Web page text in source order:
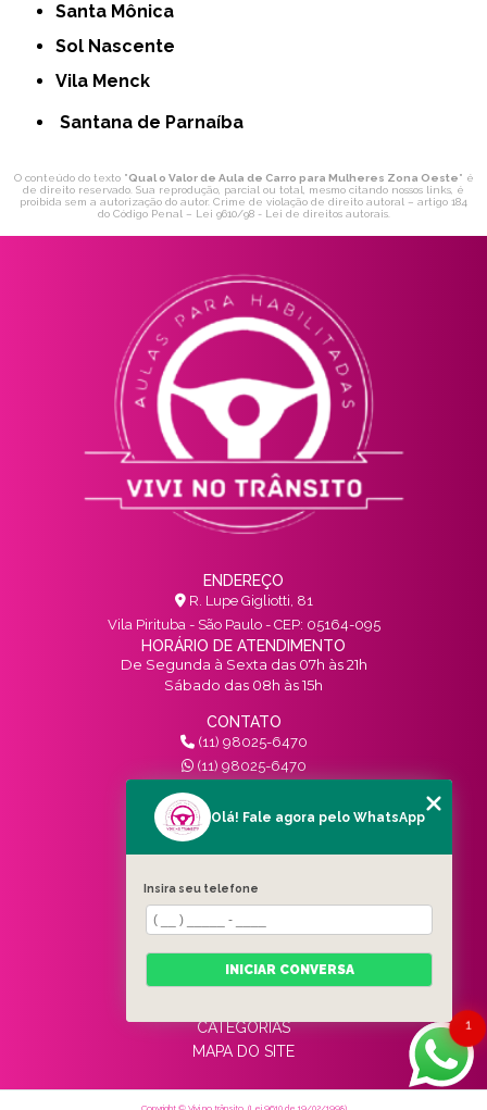
Santa Mônica
Sol Nascente
Vila Menck
Santana de Parnaíba
O conteúdo do texto "Qual o Valor de Aula de Carro para Mulheres Zona Oeste" é
de direito reservado. Sua reprodução, parcial ou total, mesmo citando nossos links, é
proibida sem a autorização do autor. Crime de violação de direito autoral – artigo 184
do Código Penal – Lei 9610/98 - Lei de direitos autorais.
ENDEREÇO
R. Lupe Gigliotti, 81
Vila Pirituba - São Paulo - CEP: 05164-095
HORÁRIO DE ATENDIMENTO
De Segunda à Sexta das 07h às 21h
Sábado das 08h às 15h
CONTATO
(11) 98025-6470
(11) 98025-6470
contato@vivinotransito.com.br
SIGA-NOS!
MENU
HOME
QUEM SOMOS
SERVIÇOS
BLOG
CATEGORIAS
MAPA DO SITE
Copyright © Vivi no trânsito. (Lei 9610 de 19/02/1998)
1
Olá! Fale agora pelo WhatsApp
Insira seu telefone
INICIAR CONVERSA